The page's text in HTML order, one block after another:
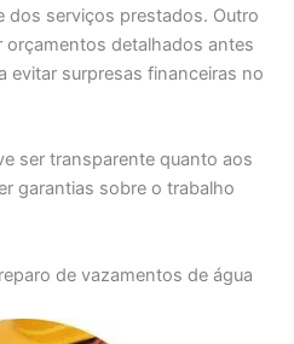
dos serviços prestados. Outro
detalhados antes
evitar surpresas financeiras no
ser transparente quanto aos
garantias sobre o trabalho
de vazamentos de água